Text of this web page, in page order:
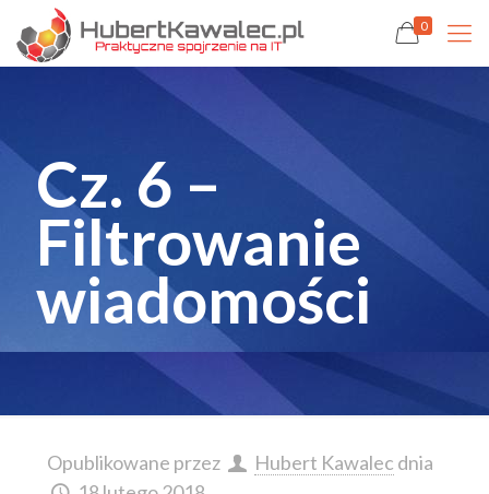
0
Cz. 6 –
Filtrowanie
wiadomości
Opublikowane przez Hubert Kawalec dnia